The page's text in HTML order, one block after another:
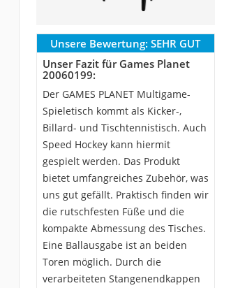
Unsere Bewertung: SEHR GUT
Unser Fazit für Games Planet
20060199:
Der GAMES PLANET Multigame-
Spieletisch kommt als Kicker-,
Billard- und Tischtennistisch. Auch
Speed Hockey kann hiermit
gespielt werden. Das Produkt
bietet umfangreiches Zubehör, was
uns gut gefällt. Praktisch finden wir
die rutschfesten Füße und die
kompakte Abmessung des Tisches.
Eine Ballausgabe ist an beiden
Toren möglich. Durch die
verarbeiteten Stangenendkappen